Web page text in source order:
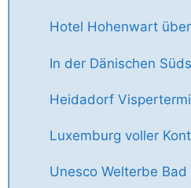
Hotel Hohenwart
In der Dänischen
Heidadorf
Luxemburg voller
Unesco Welterbe Bad